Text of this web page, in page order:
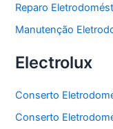
Reparo
Manutenção
Electrolux
Conserto
Conserto